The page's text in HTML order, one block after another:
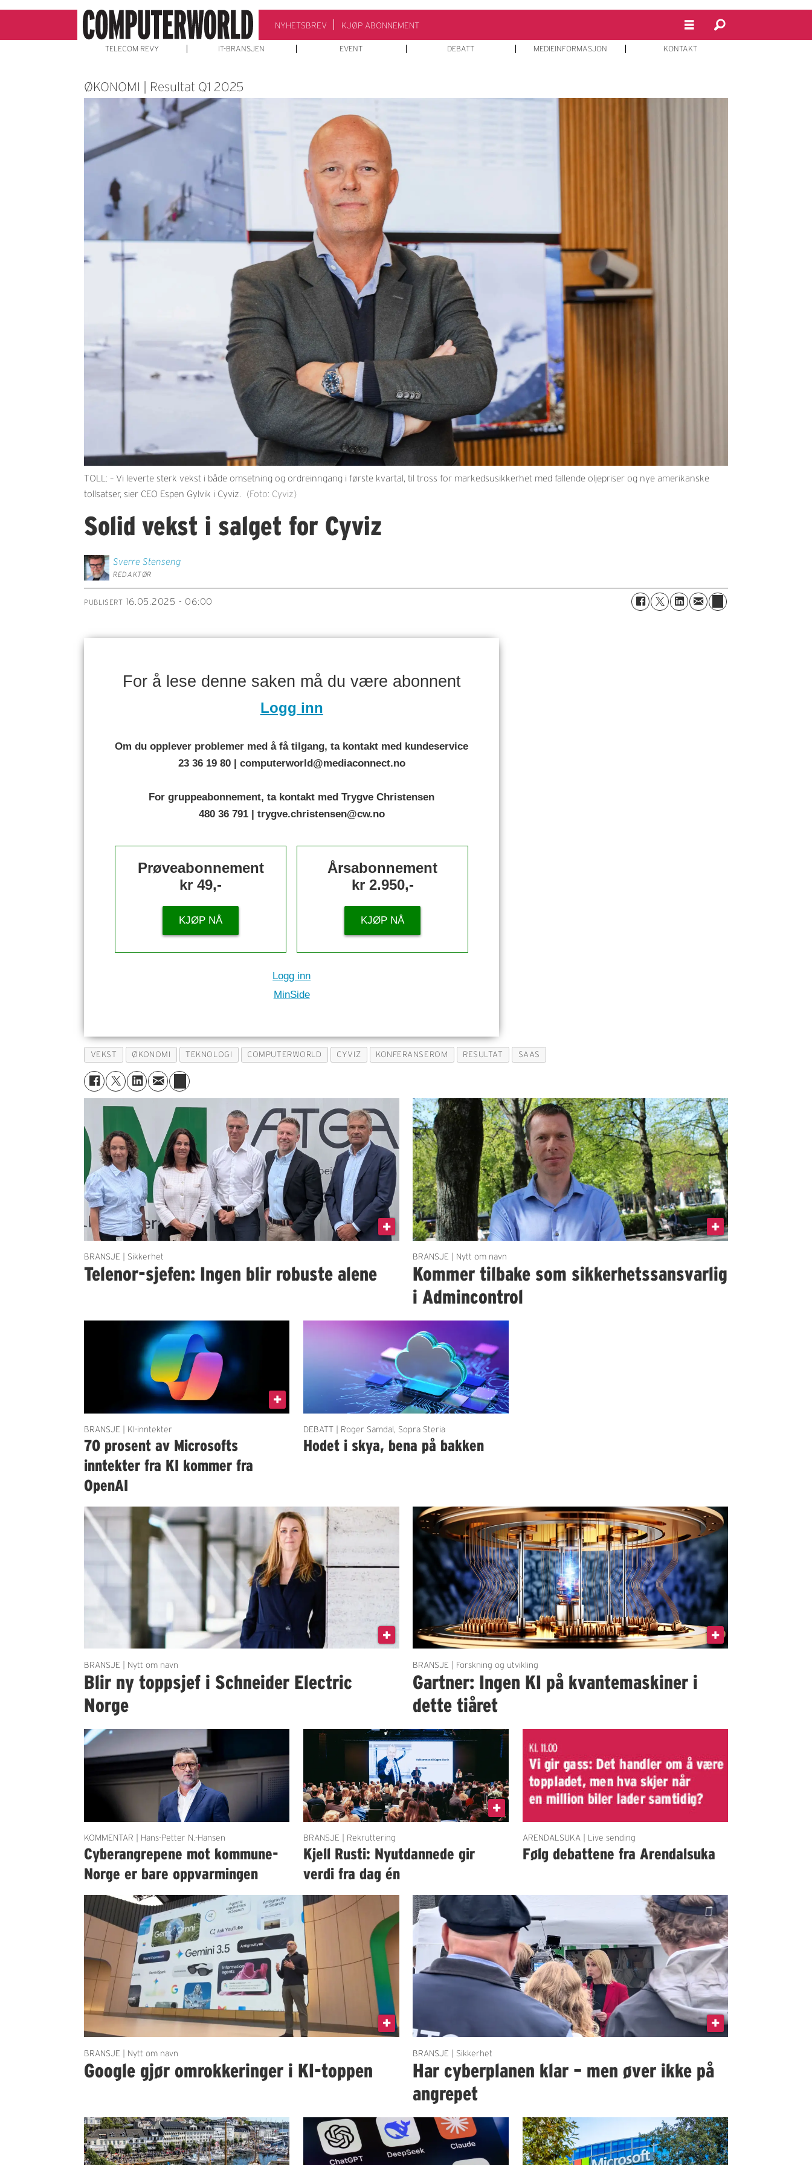
NYHETSBREV KJØP ABONNEMENT
TELECOM REVY IT-BRANSJEN EVENT DEBATT MEDIEINFORMASJON KONTAKT
ØKONOMI | Resultat Q1 2025
TOLL: – Vi leverte sterk vekst i både omsetning og ordreinngang i første kvartal, til tross for markedsusikkerhet med fallende oljepriser og nye amerikanske
tollsatser, sier CEO Espen Gylvik i Cyviz.
(Foto: Cyviz)
Solid vekst i salget for Cyviz
Sverre Stenseng
REDAKTØR
PUBLISERT 16.05.2025 - 06:00
For å lese denne saken må du være abonnent
Logg inn
Om du opplever problemer med å få tilgang, ta kontakt med kundeservice
23 36 19 80 | computerworld@mediaconnect.no
For gruppeabonnement, ta kontakt med Trygve Christensen
480 36 791 | trygve.christensen@cw.no
Prøveabonnement
kr 49,-
KJØP NÅ
Årsabonnement
kr 2.950,-
KJØP NÅ
Logg inn
MinSide
VEKST ØKONOMI TEKNOLOGI COMPUTERWORLD CYVIZ KONFERANSEROM RESULTAT SAAS
BRANSJE | Sikkerhet
Telenor-sjefen: Ingen blir robuste alene
BRANSJE | Nytt om navn
Kommer tilbake som sikkerhetssansvarlig
i Admincontrol
BRANSJE | KI-inntekter
70 prosent av Microsofts
inntekter fra KI kommer fra
OpenAI
DEBATT | Roger Samdal, Sopra Steria
Hodet i skya, bena på bakken
BRANSJE | Nytt om navn
Blir ny toppsjef i Schneider Electric
Norge
BRANSJE | Forskning og utvikling
Gartner: Ingen KI på kvantemaskiner i
dette tiåret
KOMMENTAR | Hans-Petter N.-Hansen
Cyberangrepene mot kommune-
Norge er bare oppvarmingen
BRANSJE | Rekruttering
Kjell Rusti: Nyutdannede gir
verdi fra dag én
ARENDALSUKA | Live sending
Følg debattene fra Arendalsuka
BRANSJE | Nytt om navn
Google gjør omrokkeringer i KI-toppen
BRANSJE | Sikkerhet
Har cyberplanen klar – men øver ikke på
angrepet